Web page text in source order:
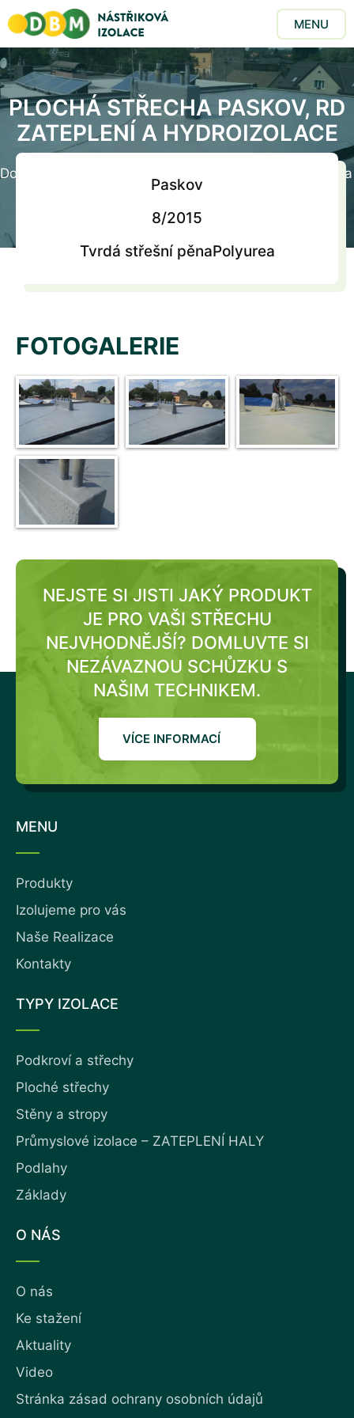
MENU
PLOCHÁ STŘECHA PASKOV, RD
ZATEPLENÍ A HYDROIZOLACE
Domů
Plochá střecha Paskov, RD zateplení a
hydroizolace
Paskov
8/2015
Tvrdá střešní pěnaPolyurea
FOTOGALERIE
NEJSTE SI JISTI JAKÝ PRODUKT
JE PRO VAŠI STŘECHU
NEJVHODNĚJŠÍ? DOMLUVTE SI
NEZÁVAZNOU SCHŮZKU S
NAŠIM TECHNIKEM.
VÍCE INFORMACÍ
MENU
Produkty
Izolujeme pro vás
Naše Realizace
Kontakty
TYPY IZOLACE
Podkroví a střechy
Ploché střechy
Stěny a stropy
Průmyslové izolace – ZATEPLENÍ HALY
Podlahy
Základy
O NÁS
O nás
Ke stažení
Aktuality
Video
Stránka zásad ochrany osobních údajů